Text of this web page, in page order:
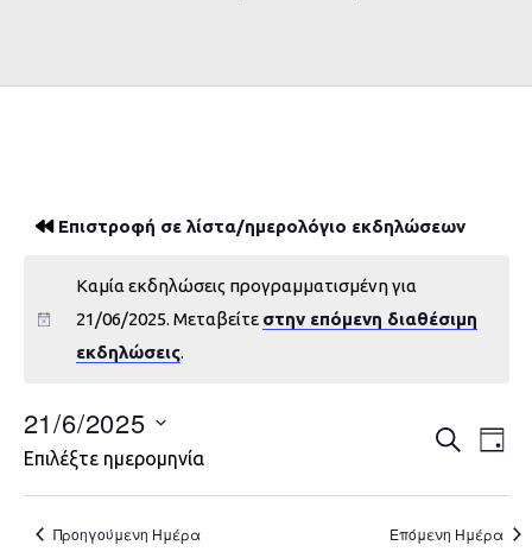
Επιστροφή σε λίστα/ημερολόγιο εκδηλώσεων
Καμία εκδηλώσεις προγραμματισμένη για
21/06/2025. Μεταβείτε στην επόμενη διαθέσιμη
εκδηλώσεις.
Search
and
DAY
21/6/2025
Επιλέξτε ημερομηνία
Προηγούμενη Ημέρα Επόμενη Ημέρα